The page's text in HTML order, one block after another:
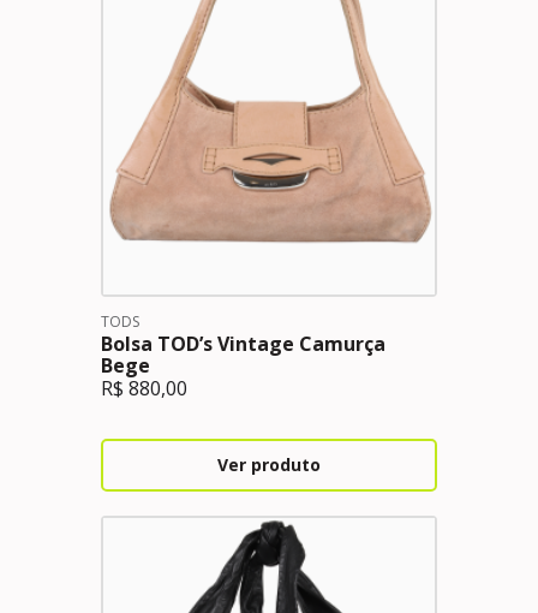
TODS
Bolsa TOD’s Vintage Camurça
Bege
R$ 880,00
Ver produto